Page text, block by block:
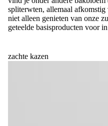
spliterwten, allemaal
niet alleen genieten van onze
geteelde basisproducten voor
zachte kazen